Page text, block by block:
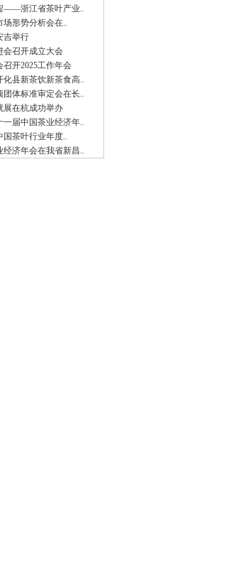
——浙江省茶叶产业..
场形势分析会在..
吉举行
会召开成立大会
召开2025工作年会
化县新茶饮新茶食高..
团体标准审定会在长..
展在杭成功举办
一届中国茶业经济年..
国茶叶行业年度..
经济年会在我省新昌..